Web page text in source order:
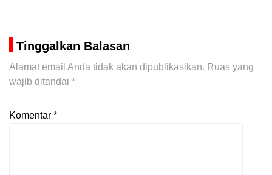
Tinggalkan Balasan
Alamat email Anda tidak akan dipublikasikan. Ruas yang
wajib ditandai *
Komentar *